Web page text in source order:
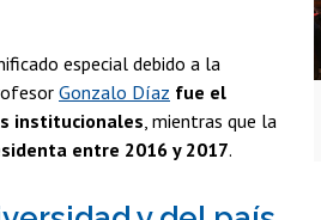
especial debido a la
Gonzalo Díaz fue el
institucionales , mientras que la
entre 2016 y 2017.